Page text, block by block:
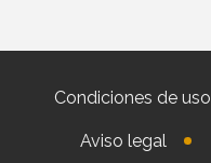
Condiciones de uso
Aviso legal